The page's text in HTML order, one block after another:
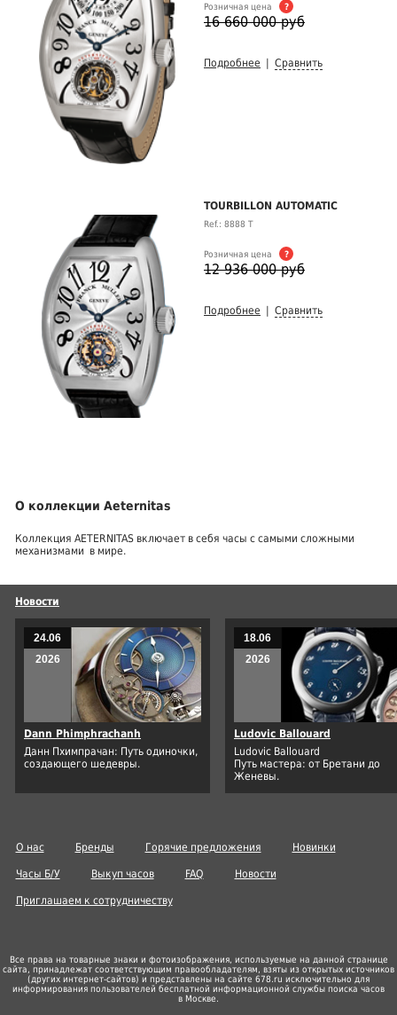
Розничная цена ?
16 660 000 руб
Подробнее Сравнить
TOURBILLON AUTOMATIC
Ref.: 8888 Т
Розничная цена ?
12 936 000 руб
Подробнее Сравнить
О коллекции Aeternitas
Коллекция AETERNITAS включает в себя часы с самыми сложными
механизмами в мире.
Новости
24.06
2026
Dann Phimphrachanh
Данн Пхимпрачан: Путь одиночки,
создающего шедевры.
18.06
2026
Ludovic Ballouard
Ludovic Ballouard
Путь мастера: от Бретани до
Женевы.
О нас Бренды Горячие предложения Новинки
Часы Б/У Выкуп часов FAQ Новости
Приглашаем к сотрудничеству
Все права на товарные знаки и фотоизображения, используемые на данной странице
сайта, принадлежат соответствующим правообладателям, взяты из открытых источников
(других интернет-сайтов) и представлены на сайте 678.ru исключительно для
информирования пользователей бесплатной информационной службы поиска часов
в Москве.